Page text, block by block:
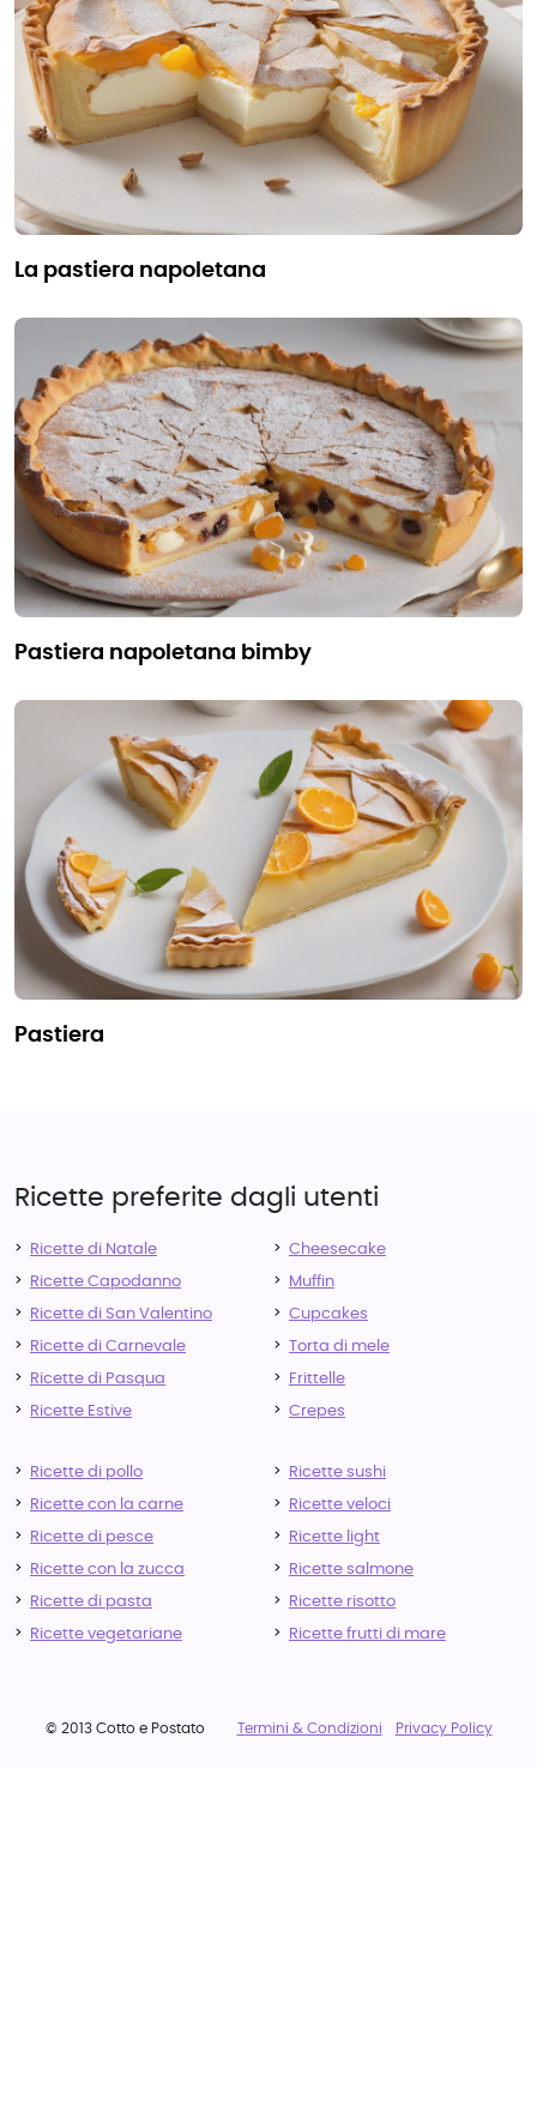
la pastiera napoletana
pastiera napoletana bimby
pastiera
Ricette preferite dagli utenti
Ricette di Natale
Ricette Capodanno
Ricette di San Valentino
Ricette di Carnevale
Ricette di Pasqua
Ricette Estive
Cheesecake
Muffin
Cupcakes
Torta di mele
Frittelle
Crepes
Ricette di pollo
Ricette con la carne
Ricette di pesce
Ricette con la zucca
Ricette di pasta
Ricette vegetariane
Ricette sushi
Ricette veloci
Ricette light
Ricette salmone
Ricette risotto
Ricette frutti di mare
© 2013 Cotto e Postato Termini & Condizioni Privacy Policy